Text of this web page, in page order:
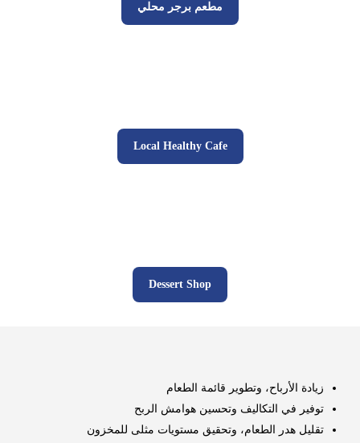
مطعم برجر محلي
Local Healthy Cafe
Dessert Shop
زيادة الأرباح، وتطوير قائمة الطعام
توفير في التكاليف وتحسين هوامش الربح
تقليل هدر الطعام، وتحقيق مستويات مثلى للمخزون